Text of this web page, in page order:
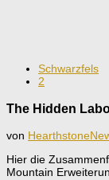
Schwarzfels
2
The Hidden
von
Hier die
Mountain